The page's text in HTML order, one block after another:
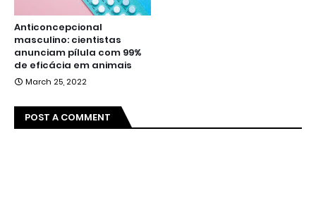
Anticoncepcional
masculino: cientistas
anunciam pílula com 99%
de eficácia em animais
March 25, 2022
POST A COMMENT